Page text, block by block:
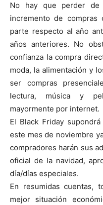
No hay que perder
incremento de compras
parte respecto al año
años anteriores. No
confianza la compra
moda, la alimentación y
ser compras
lectura, música y
mayormente por internet.
El Black Friday
este mes de noviembre
compradores harán sus
oficial de la navidad,
día/días especiales.
En resumidas cuentas,
mejor situación